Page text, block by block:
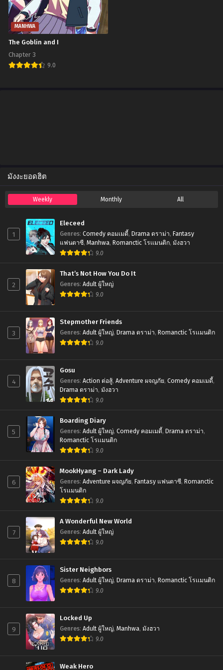
January 21, 2026
Chapter 162
January 21, 2026
Chapter 161
January 21, 2026
Chapter 157
January 21, 2026
January 21, 2026
Chapter 155
November 6, 2025
Chapter 154
October 20, 2025
Chapter 153
Chapter 152
October 20, 2025
October 20, 2025
Chapter 150
October 3, 2025
Chapter 149
October 3, 2025
Chapter 148
Chapter 147
October 3, 2025
October 3, 2025
Chapter 145
September 21, 2025
Chapter 144
September 21, 2025
Chapter 143
September 21, 2025
Chapter 142
September 21, 2025
Chapter 141
MANHWA
The Goblin and I
Chapter 3
9.0
มังงะยอดฮิต
Weekly Monthly All
1
Eleceed
Genres: Comedy คอมเมดี้, Drama ดราม่า, Fantasy
แฟนตาซี, Manhwa, Romanctic โรเเมนติก, มังฮวา
9.0
2
That’s Not How You Do It
Genres: Adult ผู้ใหญ่
9.0
3
Stepmother Friends
Genres: Adult ผู้ใหญ่, Drama ดราม่า, Romanctic โรเเมนติก
9.0
4
Gosu
Genres: Action ต่อสู้, Adventure ผจญภัย, Comedy คอมเมดี้,
Drama ดราม่า, มังฮวา
9.0
5
Boarding Diary
Genres: Adult ผู้ใหญ่, Comedy คอมเมดี้, Drama ดราม่า,
Romanctic โรเเมนติก
9.0
6
MookHyang – Dark Lady
Genres: Adventure ผจญภัย, Fantasy แฟนตาซี, Romanctic
โรเเมนติก
9.0
7
A Wonderful New World
Genres: Adult ผู้ใหญ่
9.0
8
Sister Neighbors
Genres: Adult ผู้ใหญ่, Drama ดราม่า, Romanctic โรเเมนติก
9.0
9
Locked Up
Genres: Adult ผู้ใหญ่, Manhwa, มังฮวา
9.0
Weak Hero